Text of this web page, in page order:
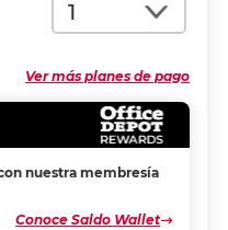
Ver más planes de pago
nuestra membresía
Conoce Saldo Wallet